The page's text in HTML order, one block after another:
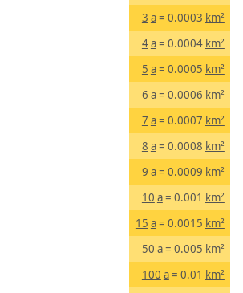
3 a= 0.0003 km²
4a= 0.0004 km²
5 a= 0.0005 km²
6 a= 0.0006 km²
7 a= 0.0007 km²
8 a= 0.0008 km²
9 a= 0.0009 km²
10 a= 0.001 km²
15 a= 0.0015 km²
50 a= 0.005 km²
100 a= 0.01 km²